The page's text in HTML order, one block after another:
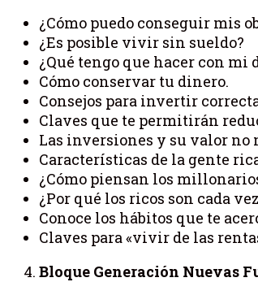
¿Cómo puedo conseguir mis
¿Es posible vivir sin sueldo?
¿Qué tengo que hacer con mi
Cómo conservar tu dinero.
Consejos para invertir
Claves que te permitirán
Las inversiones y su valor no
Características de la gente
¿Cómo piensan los
¿Por qué los ricos son cada
Conoce los hábitos que te
Claves para «vivir de las
Bloque Generación Nuevas